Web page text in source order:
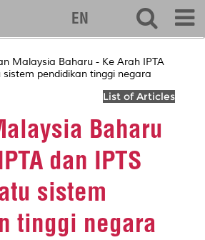
EN
Malaysia Baharu - Ke Arah IPTA
pendidikan tinggi negara
List of Articles
Baharu
dan IPTS
sistem
tinggi negara